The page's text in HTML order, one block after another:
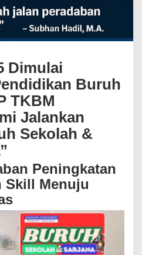
Dimulai
Buruh
TKBM
Jalankan
Sekolah &
Peningkatan
Skill Menuju